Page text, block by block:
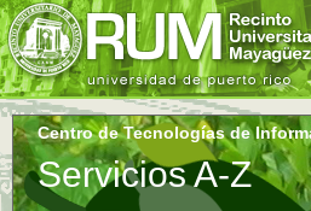
Centro de Tecnologías de
Servicios A-Z